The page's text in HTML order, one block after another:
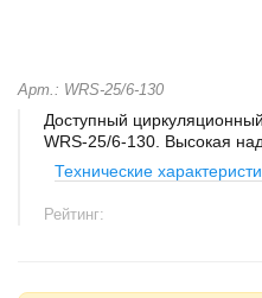
Арт.: WRS-25/6-130
Доступный
WRS-25/6-130. Высокая
Технические
Рейтинг: